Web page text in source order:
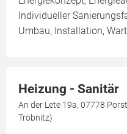
Individueller
Umbau, Installation,
Heizung - Sanitär
An der Lete 19a, 07778
Tröbnitz)